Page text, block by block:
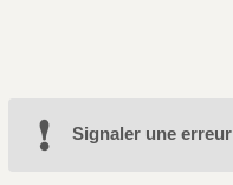
Signaler une erreur